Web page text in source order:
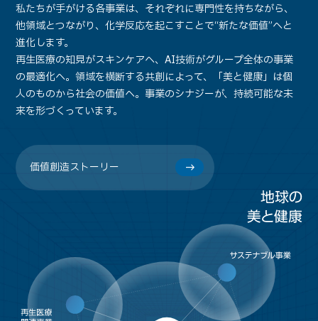
私たちが手がける各事業は、それぞれに専門性を持ちながら、
他領域とつながり、化学反応を起こすことで“新たな価値”へと
進化します。
再生医療の知見がスキンケアへ、AI技術がグループ全体の事業
の最適化へ。領域を横断する共創によって、「美と健康」は個
人のものから社会の価値へ。事業のシナジーが、持続可能な未
来を形づくっています。
価値創造ストーリー